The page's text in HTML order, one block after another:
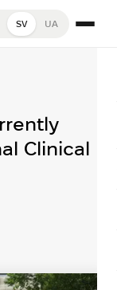
SV UA
Clinical